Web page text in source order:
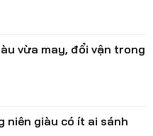
vừa may, đổi vận trong
niên giàu có ít ai sánh